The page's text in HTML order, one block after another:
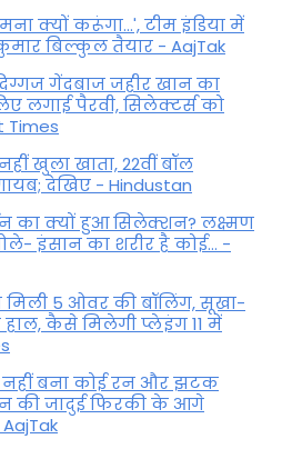
क्यों करूंगा...', टीम इंडिया में
बिल्कुल तैयार - AajTak
गेंदबाज जहीर खान का
लगाई पैरवी, सिलेक्टर्स को
खुला खाता, 22वीं बॉल
देखिए - Hindustan
का क्यों हुआ सिलेक्शन? लक्ष्मण
इंसान का शरीर है कोई… -
मिली 5 ओवर की बॉलिंग, सूखा-
कैसे मिलेगी प्लेइंग 11 में
नहीं बना कोई रन और झटक
की जादुई फिरकी के आगे